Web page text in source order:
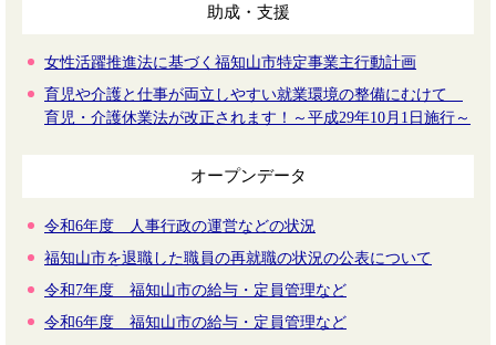
助成・支援
女性活躍推進法に基づく福知山市特定事業主行動計画
育児や介護と仕事が両立しやすい就業環境の整備にむけて
育児・介護休業法が改正されます！～平成29年10月1日施行～
オープンデータ
令和6年度 人事行政の運営などの状況
福知山市を退職した職員の再就職の状況の公表について
令和7年度 福知山市の給与・定員管理など
令和6年度 福知山市の給与・定員管理など